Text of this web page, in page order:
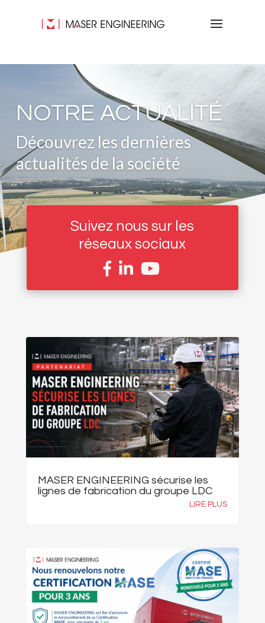
NOTRE ACTUALITÉ
Découvrez les dernières
actualités de la société
Suivez nous sur les
réseaux sociaux
MASER ENGINEERING sécurise les
lignes de fabrication du groupe LDC
LIRE PLUS